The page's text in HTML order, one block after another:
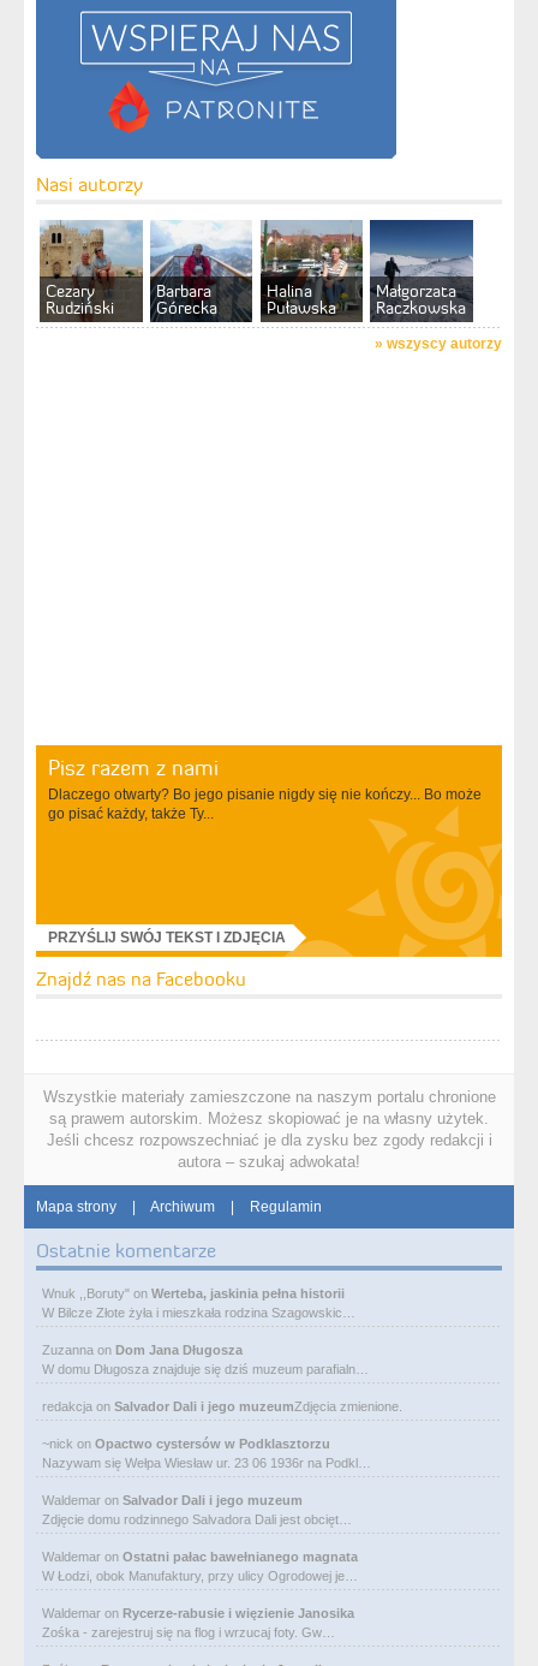
Nasi autorzy
Cezary
Rudziński
Barbara
Górecka
Halina
Puławska
Małgorzata
Raczkowska
» wszyscy autorzy
Pisz razem z nami
Dlaczego otwarty? Bo jego pisanie nigdy się nie kończy... Bo może
go pisać każdy, także Ty...
PRZYŚLIJ SWÓJ TEKST I ZDJĘCIA
Znajdź nas na Facebooku
Wszystkie materiały zamieszczone na naszym portalu chronione
są prawem autorskim. Możesz skopiować je na własny użytek.
Jeśli chcesz rozpowszechniać je dla zysku bez zgody redakcji i
autora – szukaj adwokata!
Mapa strony | Archiwum | Regulamin
Ostatnie komentarze
Wnuk ,,Boruty" on Werteba, jaskinia pełna historii
W Bilcze Złote żyła i mieszkała rodzina Szagowskic…
Zuzanna on Dom Jana Długosza
W domu Długosza znajduje się dziś muzeum parafialn…
redakcja on Salvador Dali i jego muzeumZdjęcia zmienione.
~nick on Opactwo cystersów w Podklasztorzu
Nazywam się Wełpa Wiesław ur. 23 06 1936r na Podkl…
Waldemar on Salvador Dali i jego muzeum
Zdjęcie domu rodzinnego Salvadora Dali jest obcięt…
Waldemar on Ostatni pałac bawełnianego magnata
W Łodzi, obok Manufaktury, przy ulicy Ogrodowej je…
Waldemar on Rycerze-rabusie i więzienie Janosika
Zośka - zarejestruj się na flog i wrzucaj foty. Gw…